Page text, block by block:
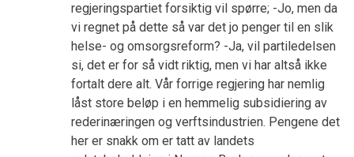
regjeringspartiet forsiktig vil spørre; -Jo, men da
vi regnet på dette så var det jo penger til en slik
helse- og omsorgsreform? -Ja, vil partiledelsen
si, det er for så vidt riktig, men vi har altså ikke
fortalt dere alt. Vår forrige regjering har nemlig
låst store beløp i en hemmelig subsidiering av
rederinæringen og verftsindustrien. Pengene det
her er snakk om er tatt av landets